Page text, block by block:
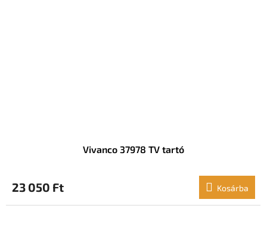
Vivanco 37978 TV tartó
23 050 Ft Kosárba